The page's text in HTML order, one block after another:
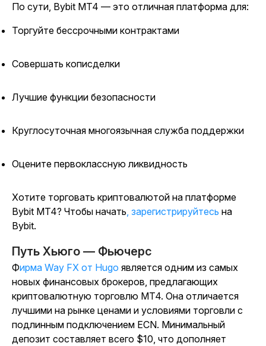
По сути, Bybit MT4 — это отличная платформа для:
Торгуйте бессрочными контрактами
Совершать кописделки
Лучшие функции безопасности
Круглосуточная многоязычная служба поддержки
Оцените первоклассную ликвидность
Хотите торговать криптовалютой на платформе
Bybit MT4? Чтобы начать, зарегистрируйтесь на
Bybit.
Путь Хьюго — Фьючерс
Фирма Way FX от Hugo является одним из самых
новых финансовых брокеров, предлагающих
криптовалютную торговлю MT4. Она отличается
лучшими на рынке ценами и условиями торговли с
подлинным подключением ECN. Минимальный
депозит составляет всего $10, что дополняет